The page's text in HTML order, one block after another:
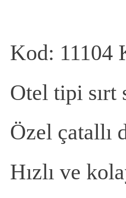
Kod: 11104
Otel tipi sırt
Özel çatallı
Hızlı ve